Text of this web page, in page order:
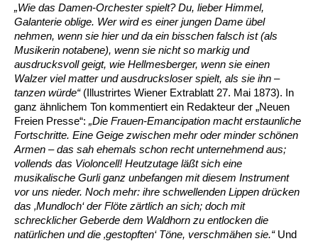
„Wie das Damen-Orchester spielt? Du, lieber Himmel,
Galanterie oblige. Wer wird es einer jungen Dame übel
nehmen, wenn sie hier und da ein bisschen falsch ist (als
Musikerin notabene), wenn sie nicht so markig und
ausdrucksvoll geigt, wie Hellmesberger, wenn sie einen
Walzer viel matter und ausdrucksloser spielt, als sie ihn –
tanzen würde“ (Illustrirtes Wiener Extrablatt 27. Mai 1873). In
ganz ähnlichem Ton kommentiert ein Redakteur der „Neuen
Freien Presse“: „Die Frauen-Emancipation macht erstaunliche
Fortschritte. Eine Geige zwischen mehr oder minder schönen
Armen – das sah ehemals schon recht unternehmend aus;
vollends das Violoncell! Heutzutage läßt sich eine
musikalische Gurli ganz unbefangen mit diesem Instrument
vor uns nieder. Noch mehr: ihre schwellenden Lippen drücken
das ‚Mundloch‘ der Flöte zärtlich an sich; doch mit
schrecklicher Geberde dem Waldhorn zu entlocken die
natürlichen und die ‚gestopften‘ Töne, verschmähen sie.“Und